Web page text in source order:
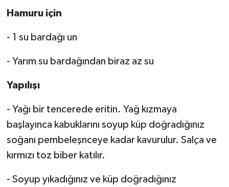
Hamuru için
- 1 su bardağı un
- Yarım su bardağından biraz az su
Yapılışı
- Yağı bir tencerede eritin. Yağ kızmaya
başlayınca kabuklarını soyup küp doğradığınız
soğanı pembeleşnceye kadar kavurulur. Salça ve
kırmızı toz biber katılır.
- Soyup yıkadığınız ve küp doğradığınız